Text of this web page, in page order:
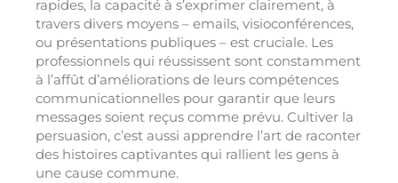
rapides, la capacité à s’exprimer clairement, à
travers divers moyens – emails, visioconférences,
ou présentations publiques – est cruciale. Les
professionnels qui réussissent sont constamment
à l’affût d’améliorations de leurs compétences
communicationnelles pour garantir que leurs
messages soient reçus comme prévu. Cultiver la
persuasion, c’est aussi apprendre l’art de raconter
des histoires captivantes qui rallient les gens à
une cause commune.